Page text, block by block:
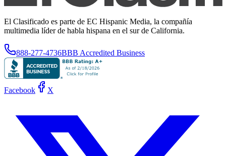
El Clasificado es parte de EC Hispanic Media, la compañía
multimedia líder de habla hispana en el sur de California.
888-277-4736BBB Accredited Business
Facebook X